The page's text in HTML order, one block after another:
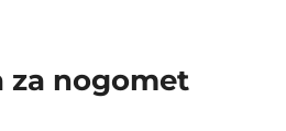
za nogomet